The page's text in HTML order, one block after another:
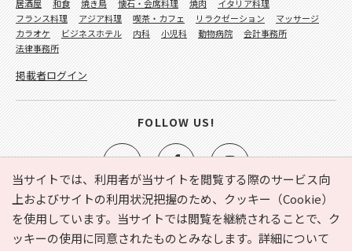
当サイトでは、利用者が当サイトを閲覧する際のサービス向
上およびサイトの利用状況把握のため、クッキー（Cookie）
を使用しています。当サイトでは閲覧を継続されることで、ク
ッキーの使用に同意されたものとみなします。詳細について
e-NAVITA（イーナビタ）とは？ お気に入り
ヘルプ
利用規約
個人情報の取り扱いについて 運営会社
居酒屋 和食 焼き鳥 懐石・会席料理 焼肉
イタリア料理
フランス料理
アジア料理 喫茶・カフェ リラクゼーション
マッサージ
カラオケ
ビジネスホテル 内科 小児科 動物病院
会計事務所
法律事務所
掲載者ログイン
FOLLOW US!